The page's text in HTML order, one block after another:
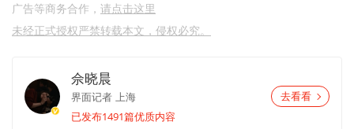
广告等商务合作， 请点击这里
未经正式授权严禁转载本文，侵权必究。
佘晓晨
界面记者 上海
已发布1491篇优质内容
去看看